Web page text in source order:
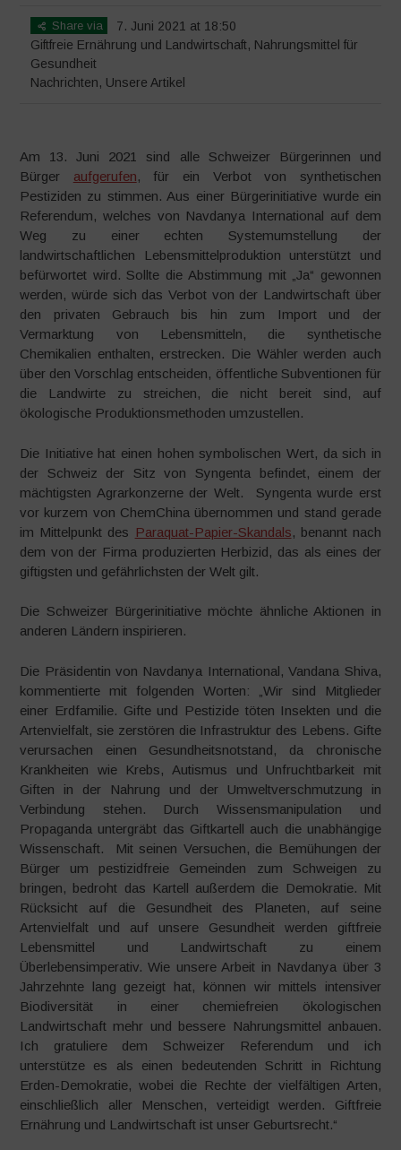
Share via
7. Juni 2021 at 18:50
Giftfreie Ernährung und Landwirtschaft, Nahrungsmittel für
Gesundheit
Nachrichten, Unsere Artikel
Am 13. Juni 2021 sind alle Schweizer Bürgerinnen und
Bürger aufgerufen, für ein Verbot von synthetischen
Pestiziden zu stimmen. Aus einer Bürgerinitiative wurde ein
Referendum, welches von Navdanya International auf dem
Weg zu einer echten Systemumstellung der
landwirtschaftlichen Lebensmittelproduktion unterstützt und
befürwortet wird. Sollte die Abstimmung mit „Ja“ gewonnen
werden, würde sich das Verbot von der Landwirtschaft über
den privaten Gebrauch bis hin zum Import und der
Vermarktung von Lebensmitteln, die synthetische
Chemikalien enthalten, erstrecken. Die Wähler werden auch
über den Vorschlag entscheiden, öffentliche Subventionen für
die Landwirte zu streichen, die nicht bereit sind, auf
ökologische Produktionsmethoden umzustellen.
Die Initiative hat einen hohen symbolischen Wert, da sich in
der Schweiz der Sitz von Syngenta befindet, einem der
mächtigsten Agrarkonzerne der Welt. Syngenta wurde erst
vor kurzem von ChemChina übernommen und stand gerade
im Mittelpunkt des Paraquat-Papier-Skandals, benannt nach
dem von der Firma produzierten Herbizid, das als eines der
giftigsten und gefährlichsten der Welt gilt.
Die Schweizer Bürgerinitiative möchte ähnliche Aktionen in
anderen Ländern inspirieren.
Die Präsidentin von Navdanya International, Vandana Shiva,
kommentierte mit folgenden Worten: „Wir sind Mitglieder
einer Erdfamilie. Gifte und Pestizide töten Insekten und die
Artenvielfalt, sie zerstören die Infrastruktur des Lebens. Gifte
verursachen einen Gesundheitsnotstand, da chronische
Krankheiten wie Krebs, Autismus und Unfruchtbarkeit mit
Giften in der Nahrung und der Umweltverschmutzung in
Verbindung stehen. Durch Wissensmanipulation und
Propaganda untergräbt das Giftkartell auch die unabhängige
Wissenschaft. Mit seinen Versuchen, die Bemühungen der
Bürger um pestizidfreie Gemeinden zum Schweigen zu
bringen, bedroht das Kartell außerdem die Demokratie. Mit
Rücksicht auf die Gesundheit des Planeten, auf seine
Artenvielfalt und auf unsere Gesundheit werden giftfreie
Lebensmittel und Landwirtschaft zu einem
Überlebensimperativ. Wie unsere Arbeit in Navdanya über 3
Jahrzehnte lang gezeigt hat, können wir mittels intensiver
Biodiversität in einer chemiefreien ökologischen
Landwirtschaft mehr und bessere Nahrungsmittel anbauen.
Ich gratuliere dem Schweizer Referendum und ich
unterstütze es als einen bedeutenden Schritt in Richtung
Erden-Demokratie, wobei die Rechte der vielfältigen Arten,
einschließlich aller Menschen, verteidigt werden. Giftfreie
Ernährung und Landwirtschaft ist unser Geburtsrecht.“